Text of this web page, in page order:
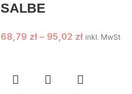
SALBE
68,79 zł – 95,02 zł inkl. MwSt